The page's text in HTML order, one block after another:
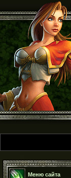
Меню сайта